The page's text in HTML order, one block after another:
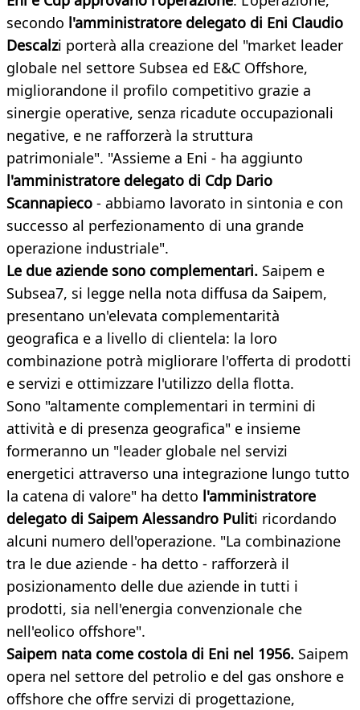
secondo l'amministratore delegato di Eni Claudio
Descalzi porterà alla creazione del "market leader
globale nel settore Subsea ed E&C Offshore,
migliorandone il profilo competitivo grazie a
sinergie operative, senza ricadute occupazionali
negative, e ne rafforzerà la struttura
patrimoniale". "Assieme a Eni - ha aggiunto
l'amministratore delegato di Cdp Dario
Scannapieco - abbiamo lavorato in sintonia e con
successo al perfezionamento di una grande
operazione industriale".
Le due aziende sono complementari. Saipem e
Subsea7, si legge nella nota diffusa da Saipem,
presentano un'elevata complementarità
geografica e a livello di clientela: la loro
combinazione potrà migliorare l'offerta di prodotti
e servizi e ottimizzare l'utilizzo della flotta.
Sono "altamente complementari in termini di
attività e di presenza geografica" e insieme
formeranno un "leader globale nel servizi
energetici attraverso una integrazione lungo tutto
la catena di valore" ha detto l'amministratore
delegato di Saipem Alessandro Puliti ricordando
alcuni numero dell'operazione. "La combinazione
tra le due aziende - ha detto - rafforzerà il
posizionamento delle due aziende in tutti i
prodotti, sia nell'energia convenzionale che
nell'eolico offshore".
Saipem nata come costola di Eni nel 1956. Saipem
opera nel settore del petrolio e del gas onshore e
offshore che offre servizi di progettazione,